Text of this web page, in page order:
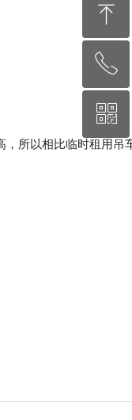
，所以相比临时租用吊
ꁸ
回到顶部
ꂅ
15180325407
ꀥ